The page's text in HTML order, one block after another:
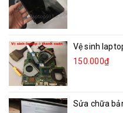
Vệ sinh
150.000₫
Sửa chữa